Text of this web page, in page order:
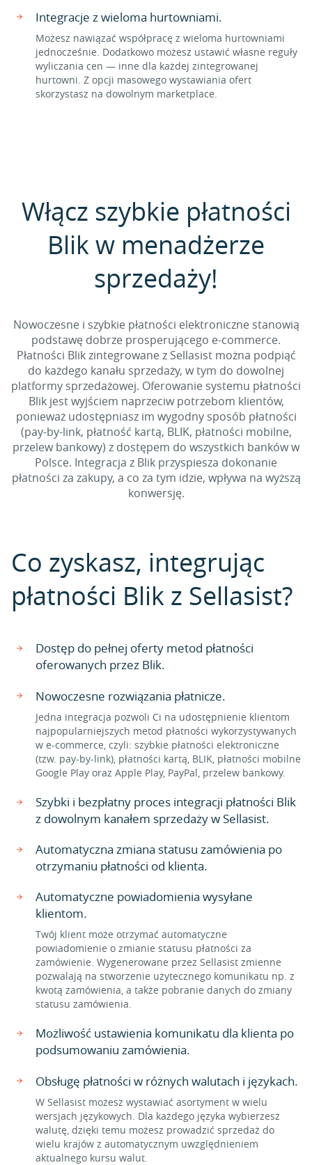
Integracje z wieloma hurtowniami.
Możesz nawiązać współpracę z wieloma hurtowniami
jednocześnie. Dodatkowo możesz ustawić własne reguły
wyliczania cen — inne dla każdej zintegrowanej
hurtowni. Z opcji masowego wystawiania ofert
skorzystasz na dowolnym marketplace.
Włącz szybkie płatności
Blik w menadżerze
sprzedaży!
Nowoczesne i szybkie płatności elektroniczne stanowią
podstawę dobrze prosperującego e-commerce.
Płatności Blik zintegrowane z Sellasist można podpiąć
do każdego kanału sprzedaży, w tym do dowolnej
platformy sprzedażowej. Oferowanie systemu płatności
Blik jest wyjściem naprzeciw potrzebom klientów,
ponieważ udostępniasz im wygodny sposób płatności
(pay-by-link, płatność kartą, BLIK, płatności mobilne,
przelew bankowy) z dostępem do wszystkich banków w
Polsce. Integracja z Blik przyspiesza dokonanie
płatności za zakupy, a co za tym idzie, wpływa na wyższą
konwersję.
Co zyskasz, integrując
płatności Blik z Sellasist?
Dostęp do pełnej oferty metod płatności
oferowanych przez Blik.
Nowoczesne rozwiązania płatnicze.
Jedna integracja pozwoli Ci na udostępnienie klientom
najpopularniejszych metod płatności wykorzystywanych
w e-commerce, czyli: szybkie płatności elektroniczne
(tzw. pay-by-link), płatności kartą, BLIK, płatności mobilne
Google Play oraz Apple Play, PayPal, przelew bankowy.
Szybki i bezpłatny proces integracji płatności Blik
z dowolnym kanałem sprzedaży w Sellasist.
Automatyczna zmiana statusu zamówienia po
otrzymaniu płatności od klienta.
Automatyczne powiadomienia wysyłane
klientom.
Twój klient może otrzymać automatyczne
powiadomienie o zmianie statusu płatności za
zamówienie. Wygenerowane przez Sellasist zmienne
pozwalają na stworzenie użytecznego komunikatu np. z
kwotą zamówienia, a także pobranie danych do zmiany
statusu zamówienia.
Możliwość ustawienia komunikatu dla klienta po
podsumowaniu zamówienia.
Obsługę płatności w różnych walutach i językach.
W Sellasist możesz wystawiać asortyment w wielu
wersjach językowych. Dla każdego języka wybierzesz
walutę, dzięki temu możesz prowadzić sprzedaż do
wielu krajów z automatycznym uwzględnieniem
aktualnego kursu walut.